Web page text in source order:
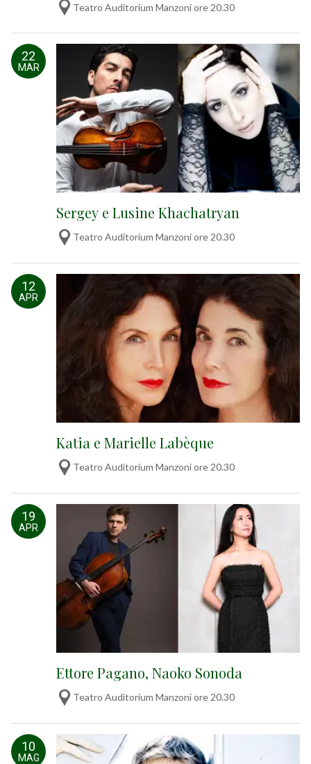
Teatro Auditorium Manzoni ore 20.30
22
MAR
Sergey e Lusine Khachatryan
Teatro Auditorium Manzoni ore 20.30
12
APR
Katia e Marielle Labèque
Teatro Auditorium Manzoni ore 20.30
19
APR
Ettore Pagano, Naoko Sonoda
Teatro Auditorium Manzoni ore 20.30
10
MAG